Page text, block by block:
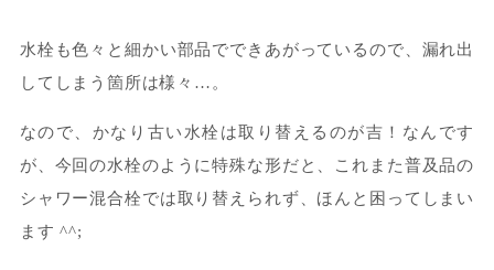
水栓も色々と細かい部品でできあがっているので、漏れ出
してしまう箇所は様々…。
なので、かなり古い水栓は取り替えるのが吉！なんです
が、今回の水栓のように特殊な形だと、これまた普及品の
シャワー混合栓では取り替えられず、ほんと困ってしまい
ます ^^;